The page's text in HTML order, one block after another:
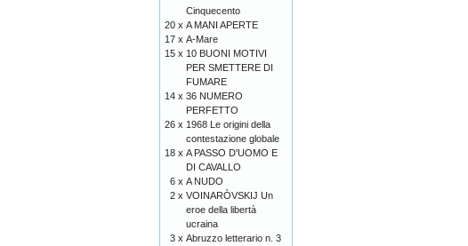
Cinquecento
20 x A MANI APERTE
17 x A-Mare
15 x 10 BUONI MOTIVI
PER SMETTERE DI
FUMARE
14 x 36 NUMERO
PERFETTO
26 x 1968 Le origini della
contestazione globale
18 x A PASSO D'UOMO E
DI CAVALLO
6 x A NUDO
2 x VOINARÒVSKIJ Un
eroe della libertà
ucraina
3 x Abruzzo letterario n. 3